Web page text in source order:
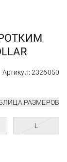
Артикул: 2326050
РАЗМЕРОВ
L